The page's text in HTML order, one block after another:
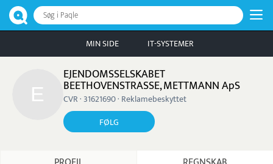
Søg i Paqle
MIN SIDE IT-SYSTEMER
EJENDOMSSELSKABET
BEETHOVENSTRASSE, METTMANN ApS
CVR · 31621690 · Reklamebeskyttet
FØLG